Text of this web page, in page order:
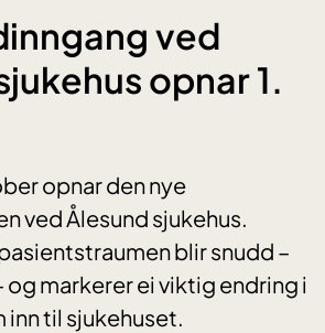
ved
opnar 1.
opnar den nye
ved Ålesund sjukehus.
blir snudd –
og markerer ei viktig endring i
inn til sjukehuset.